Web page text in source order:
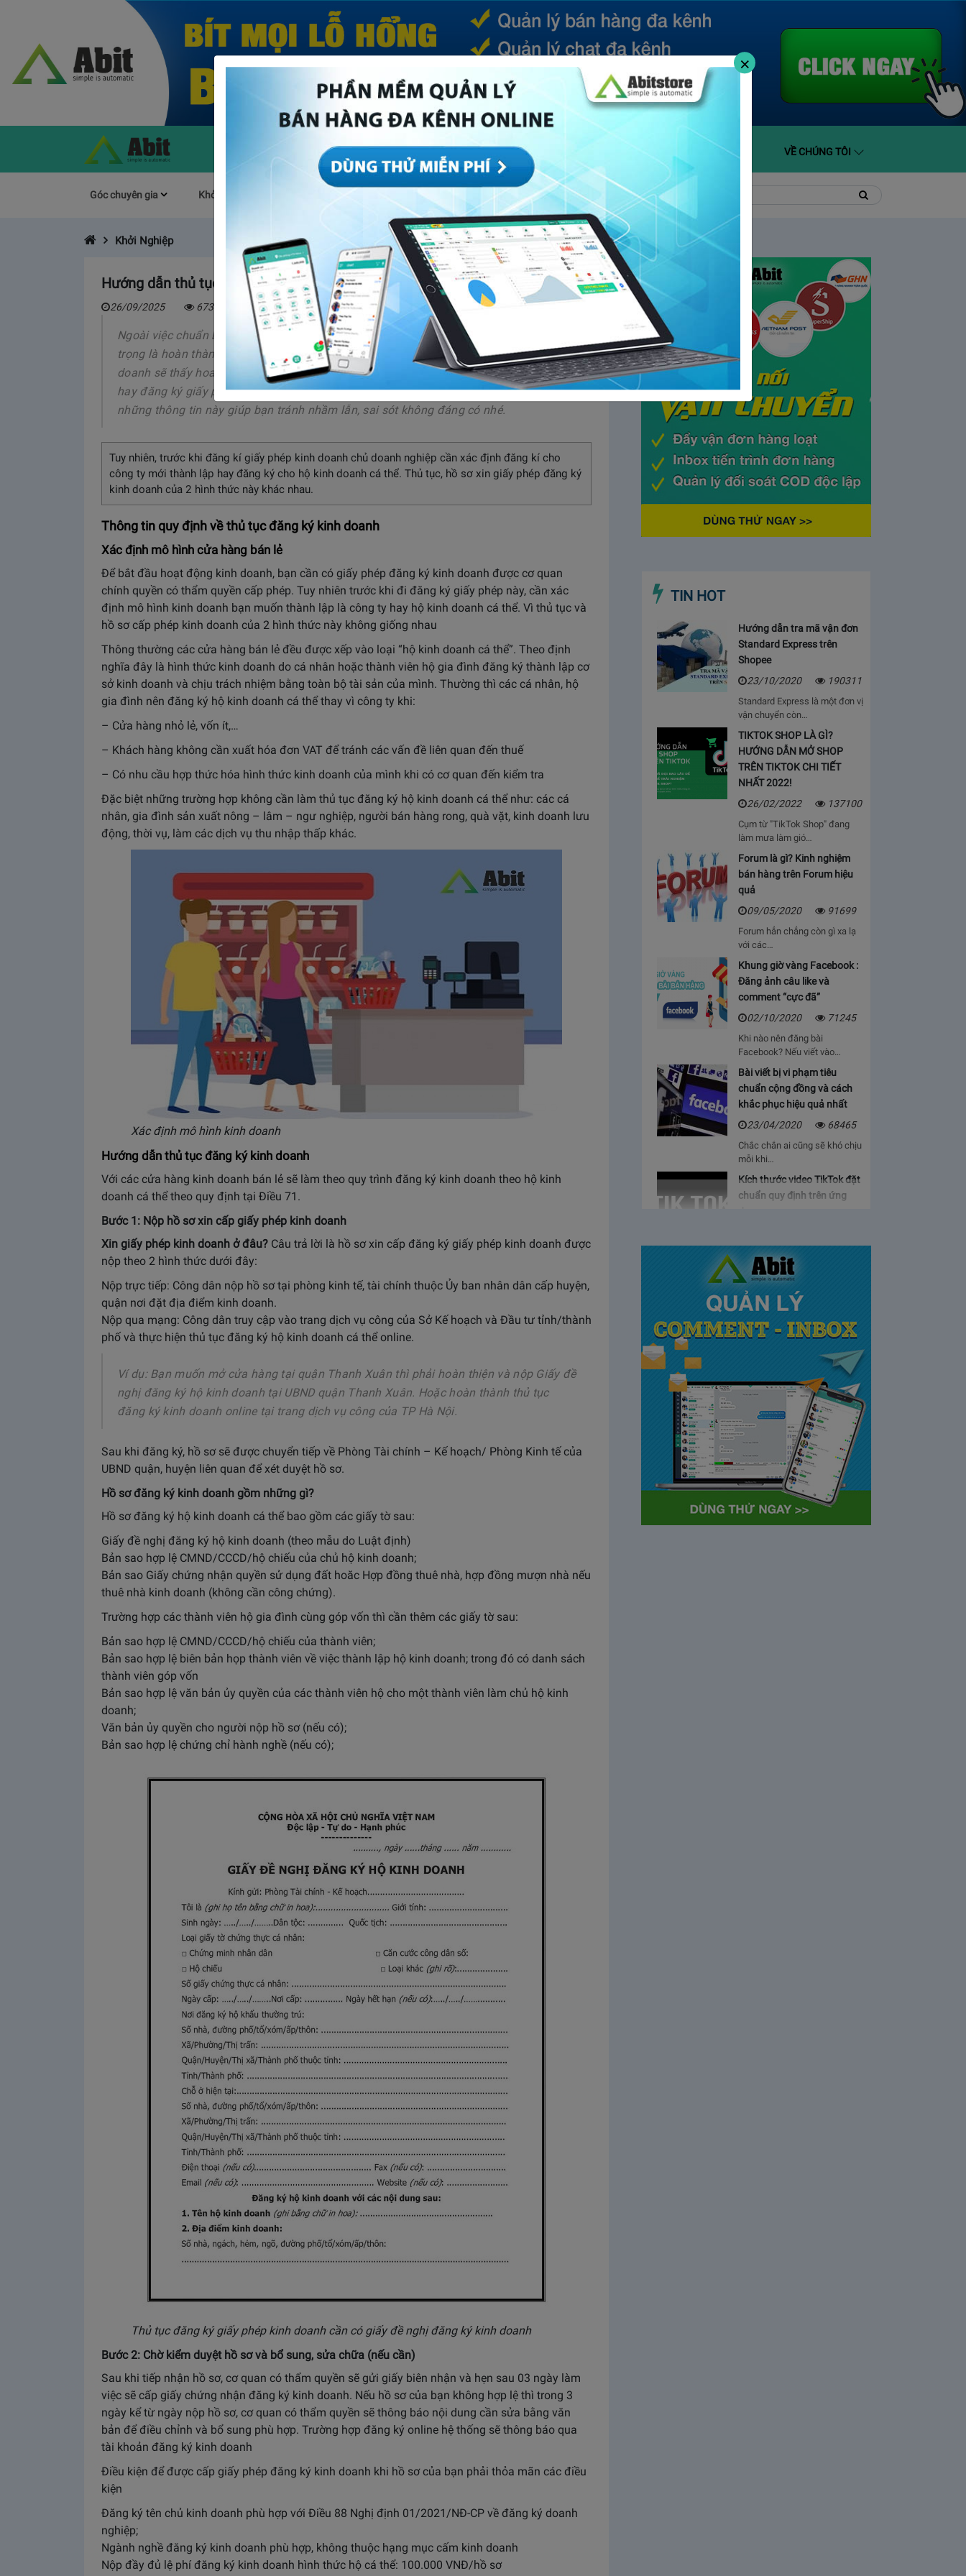
(CURRENT) BÁO GIÁ HỖ TRỢ VỀ CHÚNG TÔI
Góc chuyên gia Khởi Nghiệp Mục khác Quản trị Về Abit
kiếm:
kiếm
Khởi Nghiệp
Hướng dẫn thủ tục đăng ký kinh doanh cho cửa hàng bán lẻ
26/09/2025 6738
Ngoài việc chuẩn bị vốn và kiến thức kinh doanh, đừng quên một bước vô cùng quan
trọng là hoàn thành thủ tục đăng ký kinh doanh. Với những người mới bắt đầu kinh
doanh sẽ thấy hoang mang vì chưa có biết đăng ký ở đâu, chi phí hết bao nhiêu tiền
hay đăng ký giấy phép kinh doanh cần những gì. Sau đây Abit sẽ cung cấp chi tiết
những thông tin này giúp bạn tránh nhầm lẫn, sai sót không đáng có nhé.
Tuy nhiên, trước khi đăng kí giấy phép kinh doanh chủ doanh nghiệp cần xác định đăng kí cho
công ty mới thành lập hay đăng ký cho hộ kinh doanh cá thể. Thủ tục, hồ sơ xin giấy phép đăng ký
kinh doanh của 2 hình thức này khác nhau.
Thông tin quy định về thủ tục đăng ký kinh doanh
Xác định mô hình cửa hàng bán lẻ
Để bắt đầu hoạt động kinh doanh, bạn cần có giấy phép đăng ký kinh doanh được cơ quan
chính quyền có thẩm quyền cấp phép. Tuy nhiên trước khi đi đăng ký giấy phép này, cần xác
định mô hình kinh doanh bạn muốn thành lập là công ty hay hộ kinh doanh cá thể. Vì thủ tục và
hồ sơ cấp phép kinh doanh của 2 hình thức này không giống nhau
Thông thường các cửa hàng bán lẻ đều được xếp vào loại “hộ kinh doanh cá thể”. Theo định
nghĩa đây là hình thức kinh doanh do cá nhân hoặc thành viên hộ gia đình đăng ký thành lập cơ
sở kinh doanh và chịu trách nhiệm bằng toàn bộ tài sản của mình. Thường thì các cá nhân, hộ
gia đình nên đăng ký hộ kinh doanh cá thể thay vì công ty khi:
– Cửa hàng nhỏ lẻ, vốn ít,…
– Khách hàng không cần xuất hóa đơn VAT để tránh các vấn đề liên quan đến thuế
– Có nhu cầu hợp thức hóa hình thức kinh doanh của mình khi có cơ quan đến kiểm tra
Đặc biệt những trường hợp không cần làm thủ tục đăng ký hộ kinh doanh cá thể như: các cá
nhân, gia đình sản xuất nông – lâm – ngư nghiệp, người bán hàng rong, quà vặt, kinh doanh lưu
động, thời vụ, làm các dịch vụ thu nhập thấp khác.
Xác định mô hình kinh doanh
Hướng dẫn thủ tục đăng ký kinh doanh
Với các cửa hàng kinh doanh bán lẻ sẽ làm theo quy trình đăng ký kinh doanh theo hộ kinh
doanh cá thể theo quy định tại Điều 71.
Bước 1: Nộp hồ sơ xin cấp giấy phép kinh doanh
Xin giấy phép kinh doanh ở đâu? Câu trả lời là hồ sơ xin cấp đăng ký giấy phép kinh doanh được
nộp theo 2 hình thức dưới đây:
Nộp trực tiếp: Công dân nộp hồ sơ tại phòng kinh tế, tài chính thuộc Ủy ban nhân dân cấp huyện,
quận nơi đặt địa điểm kinh doanh.
Nộp qua mạng: Công dân truy cập vào trang dịch vụ công của Sở Kế hoạch và Đầu tư tỉnh/thành
phố và thực hiện thủ tục đăng ký hộ kinh doanh cá thể online.
Ví dụ: Bạn muốn mở cửa hàng tại quận Thanh Xuân thì phải hoàn thiện và nộp Giấy đề
nghị đăng ký hộ kinh doanh tại UBND quận Thanh Xuân. Hoặc hoàn thành thủ tục
đăng ký kinh doanh online tại trang dịch vụ công của TP Hà Nội.
Sau khi đăng ký, hồ sơ sẽ được chuyển tiếp về Phòng Tài chính – Kế hoạch/ Phòng Kinh tế của
UBND quận, huyện liên quan để xét duyệt hồ sơ.
Hồ sơ đăng ký kinh doanh gồm những gì?
Hồ sơ đăng ký hộ kinh doanh cá thể bao gồm các giấy tờ sau:
Giấy đề nghị đăng ký hộ kinh doanh (theo mẫu do Luật định)
Bản sao hợp lệ CMND/CCCD/hộ chiếu của chủ hộ kinh doanh;
Bản sao Giấy chứng nhận quyền sử dụng đất hoăc Hợp đồng thuê nhà, hợp đồng mượn nhà nếu
thuê nhà kinh doanh (không cần công chứng).
Trường hợp các thành viên hộ gia đình cùng góp vốn thì cần thêm các giấy tờ sau:
Bản sao hợp lệ CMND/CCCD/hộ chiếu của thành viên;
Bản sao hợp lệ biên bản họp thành viên về việc thành lập hộ kinh doanh; trong đó có danh sách
thành viên góp vốn
Bản sao hợp lệ văn bản ủy quyền của các thành viên hộ cho một thành viên làm chủ hộ kinh
doanh;
Văn bản ủy quyền cho người nộp hồ sơ (nếu có);
Bản sao hợp lệ chứng chỉ hành nghề (nếu có);
Thủ tục đăng ký giấy phép kinh doanh cần có giấy đề nghị đăng ký kinh doanh
Bước 2: Chờ kiểm duyệt hồ sơ và bổ sung, sửa chữa (nếu cần)
Sau khi tiếp nhận hồ sơ, cơ quan có thẩm quyền sẽ gửi giấy biên nhận và hẹn sau 03 ngày làm
việc sẽ cấp giấy chứng nhận đăng ký kinh doanh. Nếu hồ sơ của bạn không hợp lệ thì trong 3
ngày kể từ ngày nộp hồ sơ, cơ quan có thẩm quyền sẽ thông báo nội dung cần sửa bằng văn
bản để điều chỉnh và bổ sung phù hợp. Trường hợp đăng ký online hệ thống sẽ thông báo qua
tài khoản đăng ký kinh doanh
Điều kiện để được cấp giấy phép đăng ký kinh doanh khi hồ sơ của bạn phải thỏa mãn các điều
kiện
Đăng ký tên chủ kinh doanh phù hợp với Điều 88 Nghị định 01/2021/NĐ-CP về đăng ký doanh
nghiệp;
Ngành nghề đăng ký kinh doanh phù hợp, không thuộc hạng mục cấm kinh doanh
Nộp đầy đủ lệ phí đăng ký kinh doanh hình thức hộ cá thể: 100.000 VNĐ/hồ sơ
TIN HOT
Hướng dẫn tra mã vận đơn
Standard Express trên
Shopee
23/10/2020
190311
Standard Express là một đơn vị
vận chuyển còn…
TIKTOK SHOP LÀ GÌ?
HƯỚNG DẪN MỞ SHOP
TRÊN TIKTOK CHI TIẾT
NHẤT 2022!
26/02/2022
137100
Cụm từ "TikTok Shop" đang
làm mưa làm gió…
Forum là gì? Kinh nghiệm
bán hàng trên Forum hiệu
quả
09/05/2020
91699
Forum hẳn chẳng còn gì xa lạ
với các…
Khung giờ vàng Facebook :
Đăng ảnh câu like và
comment “cực đã”
02/10/2020
71245
Khi nào nên đăng bài
Facebook? Nếu viết vào…
Bài viết bị vi phạm tiêu
chuẩn cộng đồng và cách
khắc phục hiệu quả nhất
23/04/2020
68465
Chắc chắn ai cũng sẽ khó chịu
mỗi khi…
Kích thước video TikTok đặt
chuẩn quy định trên ứng
Bạn sẽ cảm thấy mệt mỏi, vì cứ
phải…
Bảng giá lượt view Youtube
tại Việt Nam và Hoa kỳ mới
28/05/2020
63372
Khi tham gia chương trình
Partner Program của YouTube,
…
Cách bỏ ẩn trò chuyện trên
Zalo ở thiết bị máy tính và
điện thoại iphone
26/05/2020
62311
Bỏ ẩn cuộc trò chuyện là tính
năng khá…
×